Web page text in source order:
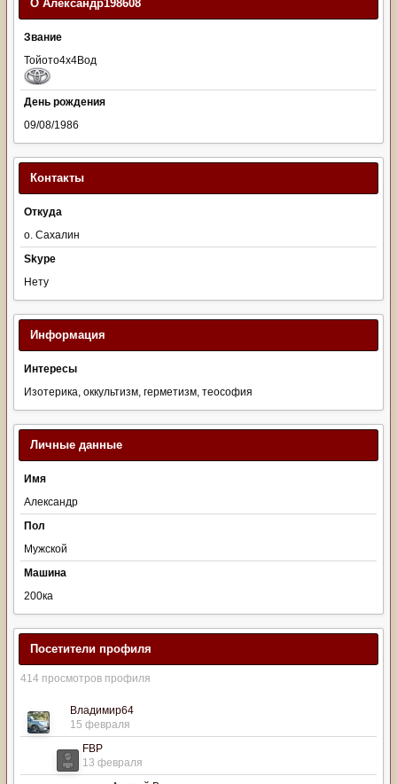
О Александр198608
Звание
Тойото4х4Вод
День рождения
09/08/1986
Контакты
Откуда
о. Сахалин
Skype
Нету
Информация
Интересы
Изотерика, оккультизм, герметизм, теософия
Личные данные
Имя
Александр
Пол
Мужской
Машина
200ка
Посетители профиля
414 просмотров профиля
Владимир64
15 февраля
FBP
13 февраля